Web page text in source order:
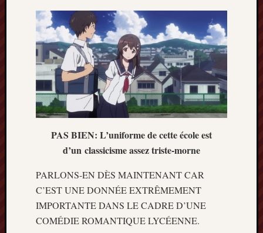
PAS BIEN: L’uniforme de cette école est
d’un classicisme assez triste-morne
PARLONS-EN DÈS MAINTENANT CAR
C’EST UNE DONNÉE EXTRÊMEMENT
IMPORTANTE DANS LE CADRE D’UNE
COMÉDIE ROMANTIQUE LYCÉENNE.